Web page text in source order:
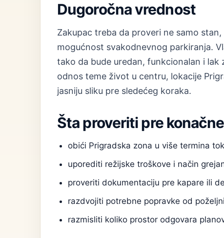
Dugoročna vrednost
Zakupac treba da proveri ne samo
mogućnost svakodnevnog parkiranja.
tako da bude uredan, funkcionalan i
odnos teme život u centru, lokacije
jasniju sliku pre sledećeg koraka.
Šta proveriti pre
obići Prigradska zona u više termina
uporediti režijske troškove i način
proveriti dokumentaciju pre kapare ili
razdvojiti potrebne popravke od
razmisliti koliko prostor odgovara